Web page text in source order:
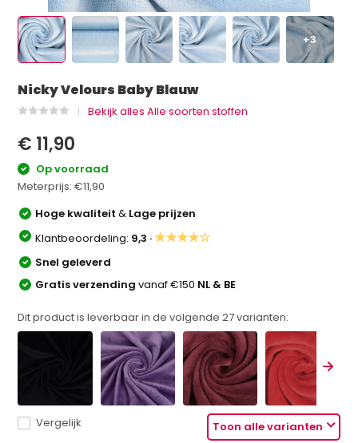
+3
Nicky Velours Baby Blauw
Bekijk alles Alle soorten stoffen
€ 11,90
Op voorraad
Meterprijs:€11,90
Hoge kwaliteit& Lage prijzen
Klantbeoordeling: 9,3 ·★★★★☆
Snel geleverd
Gratis verzendingvanaf €150 NL & BE
Dit product is leverbaar in de volgende27varianten:
Toon alle varianten
Vergelijk